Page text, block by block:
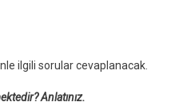
ilgili sorular cevaplanacak.
Anlatınız.